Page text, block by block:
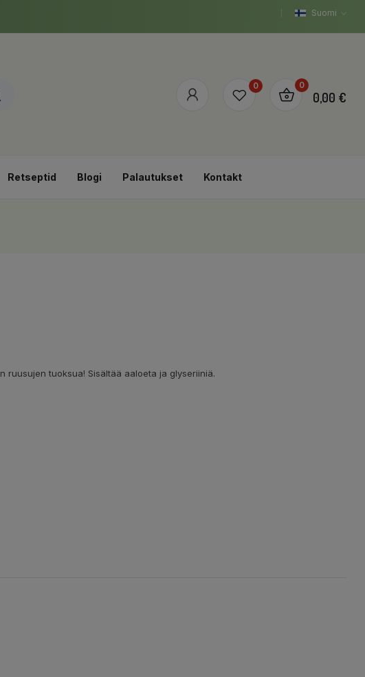
Suomi
0 0
0,00 €
Retseptid Blogi Palautukset Kontakt
ruusujen tuoksua! Sisältää aaloeta ja glyseriiniä.